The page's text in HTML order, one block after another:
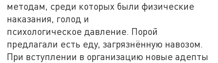
методам, среди которых были физические
наказания, голод и
психологическое давление. Порой
предлагали есть еду, загрязнённую навозом.
При вступлении в организацию новые адепты